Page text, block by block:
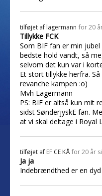
tilføjet af lagermann for 20
Tillykke FCK
Som BIF fan er min
bedste hold vandt, så
selvom det kun var i
Et stort tillykke herfra.
revanche kampen :o)
Mvh Lagermann
PS: BIF er altså kun mit
sidst SønderjyskE fan.
at vi skal deltage i Royal
tilføjet af EF CE KÅ for 20 år
Ja ja
Indebrændthed er en dyd